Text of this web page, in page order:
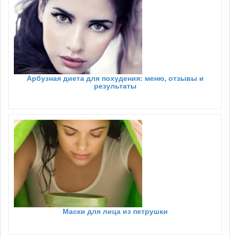
Арбузная диета для похудения: меню, отзывы и
результаты
Маски для лица из петрушки